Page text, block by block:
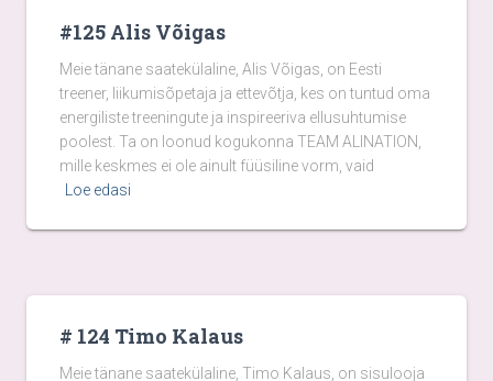
#125 Alis Võigas
Meie tänane saatekülaline, Alis Võigas, on Eesti
treener, liikumisõpetaja ja ettevõtja, kes on tuntud oma
energiliste treeningute ja inspireeriva ellusuhtumise
poolest. Ta on loonud kogukonna TEAM ALINATION,
mille keskmes ei ole ainult füüsiline vorm, vaid
Loe edasi
# 124 Timo Kalaus
Meie tänane saatekülaline, Timo Kalaus, on sisulooja